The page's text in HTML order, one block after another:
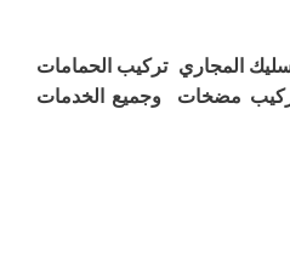
المجاري تركيب الحمامات
مضخات وجميع الخدمات